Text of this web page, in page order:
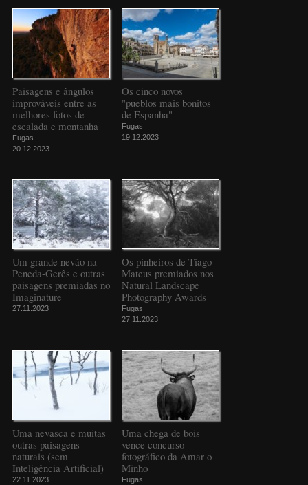
Paisagens e ângulos
improváveis entre as
melhores fotos de
escalada e montanha
Fugas
20.12.2023
Os cinco novos
"pueblos mais bonitos
de Espanha"
Fugas
19.12.2023
Um grande nevão na
Peneda-Gerês e outras
paisagens premiadas no
Imaginature
27.11.2023
Os pinheiros de Tiago
Mateus premiados nos
Natural Landscape
Photography Awards
Fugas
27.11.2023
Uma nevasca e muitas
outras paisagens
naturais (sem
Inteligência Artificial)
22.11.2023
Uma chega de bois
vence concurso
fotográfico da Amar o
Minho
Fugas